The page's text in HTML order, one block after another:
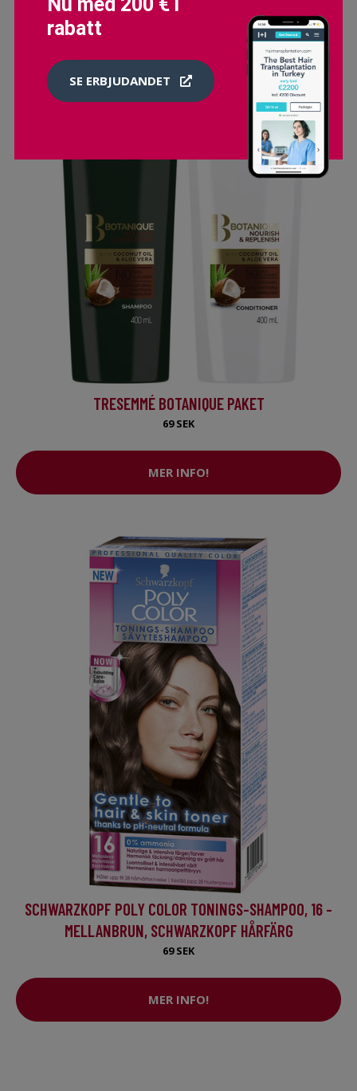
TRESEMMÉ BOTANIQUE PAKET
69 SEK
MER INFO!
SCHWARZKOPF POLY COLOR TONINGS-SHAMPOO, 16 -
MELLANBRUN, SCHWARZKOPF HÅRFÄRG
69 SEK
MER INFO!
rabatt
SE ERBJUDANDET